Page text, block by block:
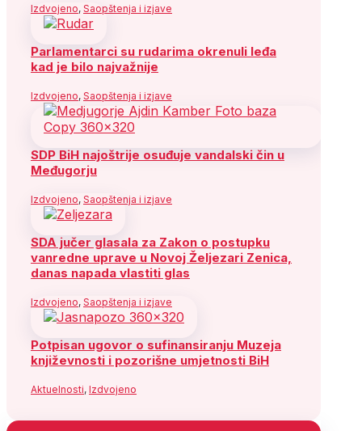
Izdvojeno, Saopštenja i izjave
Parlamentarci su rudarima okrenuli leđa
kad je bilo najvažnije
Izdvojeno, Saopštenja i izjave
SDP BiH najoštrije osuđuje vandalski čin u
Međugorju
Izdvojeno, Saopštenja i izjave
SDA jučer glasala za Zakon o postupku
vanredne uprave u Novoj Željezari Zenica,
danas napada vlastiti glas
Izdvojeno, Saopštenja i izjave
Potpisan ugovor o sufinansiranju Muzeja
književnosti i pozorišne umjetnosti BiH
Aktuelnosti, Izdvojeno